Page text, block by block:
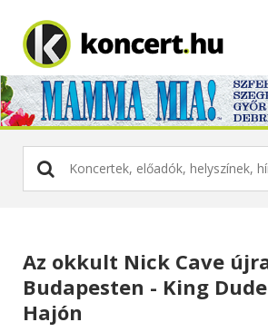
Az okkult Nick Cave
Budapesten - King
Hajón